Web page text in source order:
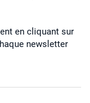
en cliquant sur
newsletter